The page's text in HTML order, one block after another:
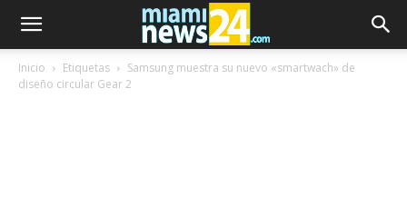
Inicio Etiquetas
Samsung muestra su nuevo «smartwach» de
diseño circular Gear 2